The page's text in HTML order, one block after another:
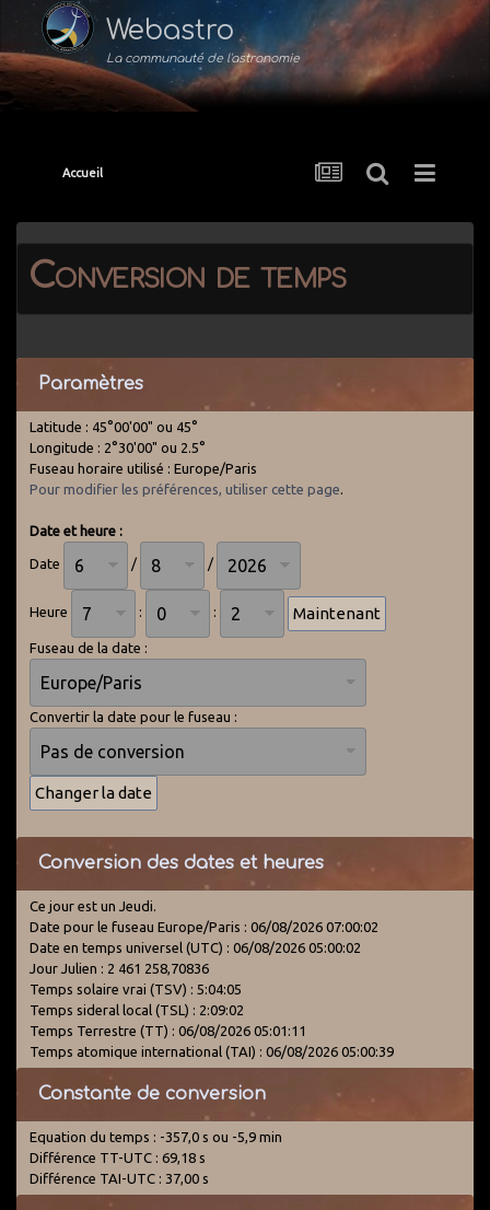
Webastro
La communauté de l'astronomie
Accueil
Conversion de temps
Paramètres
Latitude : 45°00'00" ou 45°
Longitude : 2°30'00" ou 2.5°
Fuseau horaire utilisé : Europe/Paris
Pour modifier les préférences, utiliser cette page.
Date et heure :
Date / /
Heure : :
Fuseau de la date :
Convertir la date pour le fuseau :
Conversion des dates et heures
Ce jour est un Jeudi.
Date pour le fuseau Europe/Paris : 06/08/2026 07:00:02
Date en temps universel (UTC) : 06/08/2026 05:00:02
Jour Julien : 2 461 258,70836
Temps solaire vrai (TSV) : 5:04:05
Temps sideral local (TSL) : 2:09:02
Temps Terrestre (TT) : 06/08/2026 05:01:11
Temps atomique international (TAI) : 06/08/2026 05:00:39
Constante de conversion
Equation du temps : -357,0 s ou -5,9 min
Différence TT-UTC : 69,18 s
Différence TAI-UTC : 37,00 s